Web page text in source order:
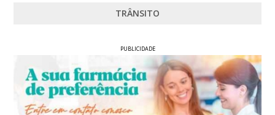
TRÂNSITO
PUBLICIDADE